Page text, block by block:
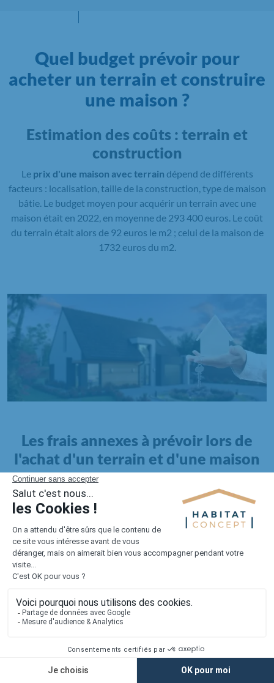
Quel budget prévoir pour
acheter un terrain et construire
une maison ?
Estimation des coûts : terrain et
construction
Le prix d'une maison avec terrain dépend de différents
facteurs : localisation, taille de la construction, type de maison
bâtie. Le budget moyen pour acquérir un terrain avec une
maison était en 2022, en moyenne de 293 400 euros. Le coût
du terrain était alors de 92 euros le m2 ; celui de la maison de
1732 euros du m2.
Les frais annexes à prévoir lors de
l'achat d'un terrain et d'une maison
Il faut également intégrer à votre budget, les
pour la maison. Outre l'achat du terrain et la construction, il
faut prendre en compte la viabilisation si elle n'est pas
proposée par le constructeur. Les frais de raccordements et les
taxes éventuelles coûtent entre 5 000 et 15 000 euros selon la
localisation du terrain et son accès.
Quant auxfrais de notaire
Lorsque vous vous tournez vers une maison existante, il sera
nécessaire de faire des travaux de rénovation. Ceux-ci sont
souvent coûteux et doivent être ajoutés au prix de l'achat